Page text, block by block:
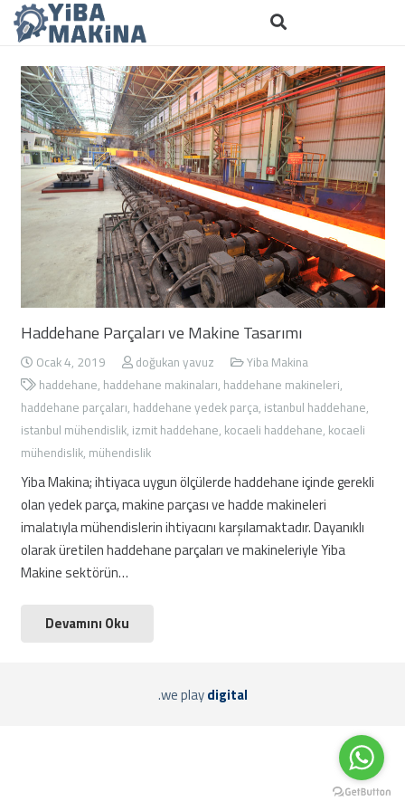
Haddehane Parçaları ve Makine Tasarımı
Ocak 4, 2019 doğukan yavuz
Yiba Makina
haddehane, haddehane makinaları, haddehane makineleri,
haddehane parçaları, haddehane yedek parça, istanbul haddehane,
istanbul mühendislik, izmit haddehane, kocaeli haddehane, kocaeli
mühendislik, mühendislik
Yiba Makina; ihtiyaca uygun ölçülerde haddehane içinde gerekli
olan yedek parça, makine parçası ve hadde makineleri
imalatıyla mühendislerin ihtiyacını karşılamaktadır. Dayanıklı
olarak üretilen haddehane parçaları ve makineleriyle Yiba
Makine sektörün…
Devamını Oku
.we playdigital